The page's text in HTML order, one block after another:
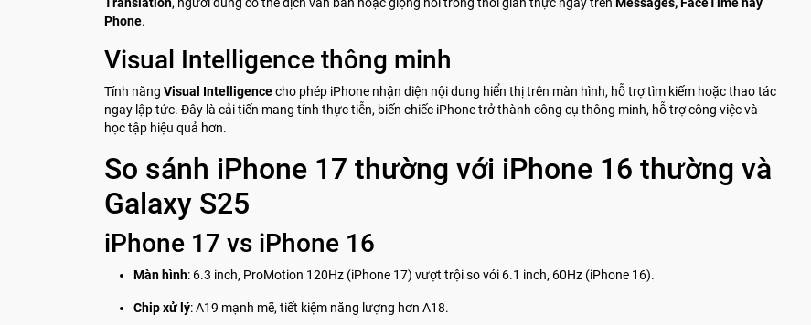
Translation, người dùng có thể dịch văn bản hoặc giọng nói trong thời gian thực ngay trên Messages, FaceTime hay
Phone.
Visual Intelligence thông minh
Tính năng Visual Intelligencecho phép iPhone nhận diện nội dung hiển thị trên màn hình, hỗ trợ tìm kiếm hoặc thao tác
ngay lập tức. Đây là cải tiến mang tính thực tiễn, biến chiếc iPhone trở thành công cụ thông minh, hỗ trợ công việc và
học tập hiệu quả hơn.
So sánh iPhone 17 thường với iPhone 16 thường và
Galaxy S25
iPhone 17 vs iPhone 16
Màn hình: 6.3 inch, ProMotion 120Hz (iPhone 17) vượt trội so với 6.1 inch, 60Hz (iPhone 16).
Chip xử lý: A19 mạnh mẽ, tiết kiệm năng lượng hơn A18.